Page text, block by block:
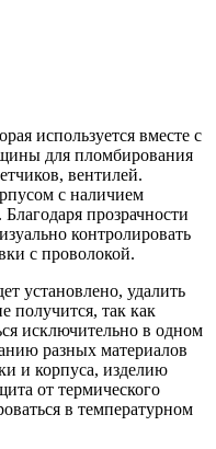
используется вместе с
для пломбирования
вентилей.
с наличием
прозрачности
контролировать
с проволокой.
установлено, удалить
получится, так как
исключительно в одном
разных материалов
и корпуса, изделию
от термического
в температурном